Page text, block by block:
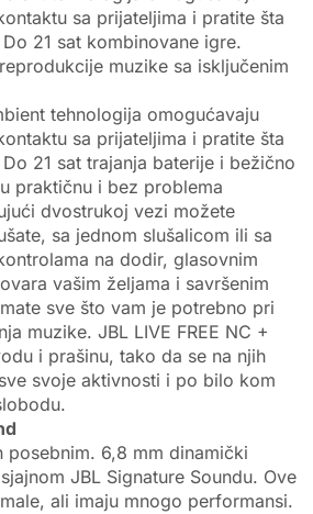
sa prijateljima i pratite šta
21 sat kombinovane igre.
muzike sa isključenim
tehnologija omogućavaju
sa prijateljima i pratite šta
21 sat trajanja baterije i bežično
praktičnu i bez problema
dvostrukoj vezi možete
sa jednom slušalicom ili sa
na dodir, glasovnim
vašim željama i savršenim
sve što vam je potrebno pri
muzike. JBL LIVE FREE NC +
i prašinu, tako da se na njih
svoje aktivnosti i po bilo kom
posebnim. 6,8 mm dinamički
JBL Signature Soundu. Ove
ali imaju mnogo performansi.